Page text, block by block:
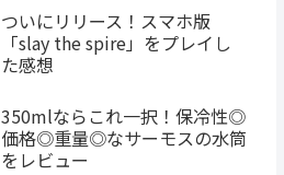
ついにリリース！スマホ版
「slay the spire」をプレイし
た感想
350mlならこれ一択！保冷性◎
価格◎重量◎なサーモスの水筒
をレビュー